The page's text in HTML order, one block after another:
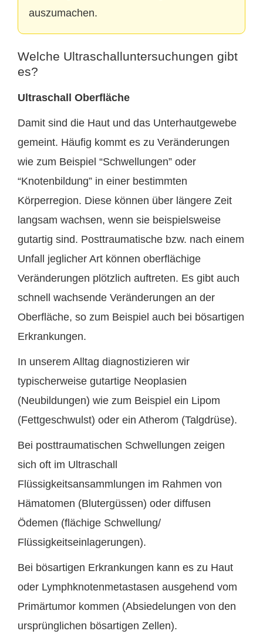
auszumachen.
Welche Ultraschalluntersuchungen gibt
es?
Ultraschall Oberfläche
Damit sind die Haut und das Unterhautgewebe
gemeint. Häufig kommt es zu Veränderungen
wie zum Beispiel “Schwellungen” oder
“Knotenbildung” in einer bestimmten
Körperregion. Diese können über längere Zeit
langsam wachsen, wenn sie beispielsweise
gutartig sind. Posttraumatische bzw. nach einem
Unfall jeglicher Art können oberflächige
Veränderungen plötzlich auftreten. Es gibt auch
schnell wachsende Veränderungen an der
Oberfläche, so zum Beispiel auch bei bösartigen
Erkrankungen.
In unserem Alltag diagnostizieren wir
typischerweise gutartige Neoplasien
(Neubildungen) wie zum Beispiel ein Lipom
(Fettgeschwulst) oder ein Atherom (Talgdrüse).
Bei posttraumatischen Schwellungen zeigen
sich oft im Ultraschall
Flüssigkeitsansammlungen im Rahmen von
Hämatomen (Blutergüssen) oder diffusen
Ödemen (flächige Schwellung/
Flüssigkeitseinlagerungen).
Bei bösartigen Erkrankungen kann es zu Haut
oder Lymphknotenmetastasen ausgehend vom
Primärtumor kommen (Absiedelungen von den
ursprünglichen bösartigen Zellen).